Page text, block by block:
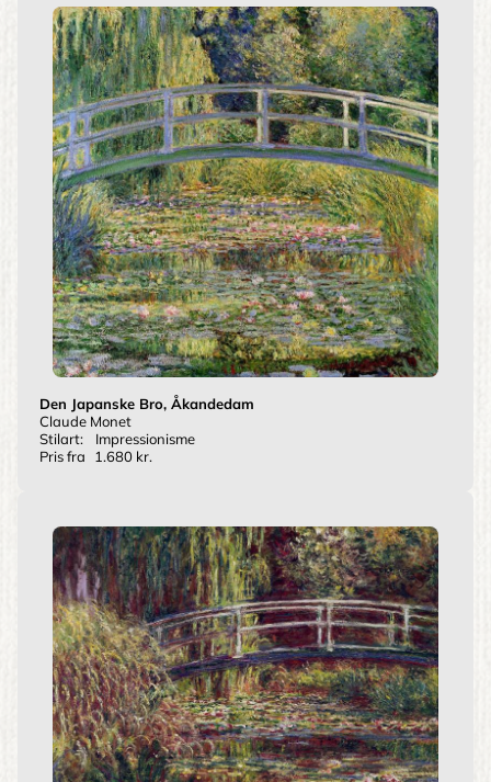
Den Japanske Bro, Åkandedam
Claude Monet
Stilart:
Impressionisme
Pris fra
1.680 kr.